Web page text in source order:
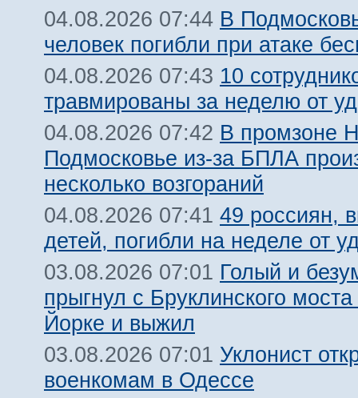
04.08.2026 07:44 В
человек погибли при атаке
04.08.2026 07:43 10
травмированы за неделю от
04.08.2026 07:42 В промзоне
Подмосковье из-за БПЛА
несколько возгораний
04.08.2026 07:41 49 россиян,
детей, погибли на неделе от
03.08.2026 07:01 Голый и
прыгнул с Бруклинского
Йорке и выжил
03.08.2026 07:01 Уклонист
военкомам в Одессе